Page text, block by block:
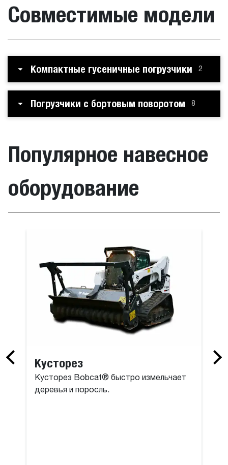
Совместимые модели
Компактные гусеничные погрузчики 2
Погрузчики с бортовым поворотом 8
Популярное навесное
оборудование
Кусторез
Кусторез Bobcat® быстро измельчает
деревья и поросль.